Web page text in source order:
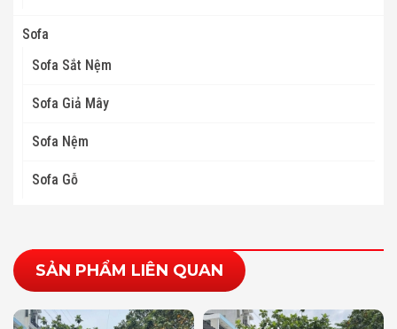
Sofa
Sofa Sắt Nệm
Sofa Giả Mây
Sofa Nệm
Sofa Gỗ
SẢN PHẨM LIÊN QUAN